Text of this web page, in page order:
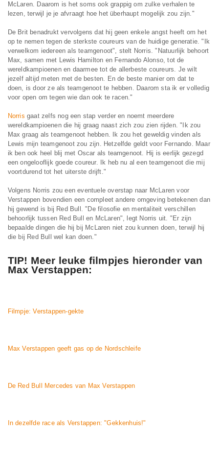
McLaren. Daarom is het soms ook grappig om zulke verhalen te
lezen, terwijl je je afvraagt hoe het überhaupt mogelijk zou zijn."
De Brit benadrukt vervolgens dat hij geen enkele angst heeft om het
op te nemen tegen de sterkste coureurs van de huidige generatie. "Ik
verwelkom iedereen als teamgenoot", stelt Norris. "Natuurlijk behoort
Max, samen met Lewis Hamilton en Fernando Alonso, tot de
wereldkampioenen en daarmee tot de allerbeste coureurs. Je wilt
jezelf altijd meten met de besten. En de beste manier om dat te
doen, is door ze als teamgenoot te hebben. Daarom sta ik er volledig
voor open om tegen wie dan ook te racen."
Norrisgaat zelfs nog een stap verder en noemt meerdere
wereldkampioenen die hij graag naast zich zou zien rijden. "Ik zou
Max graag als teamgenoot hebben. Ik zou het geweldig vinden als
Lewis mijn teamgenoot zou zijn. Hetzelfde geldt voor Fernando. Maar
ik ben ook heel blij met Oscar als teamgenoot. Hij is eerlijk gezegd
een ongelooflijk goede coureur. Ik heb nu al een teamgenoot die mij
voortdurend tot het uiterste drijft."
Volgens Norris zou een eventuele overstap naar McLaren voor
Verstappen bovendien een compleet andere omgeving betekenen dan
hij gewend is bij Red Bull. "De filosofie en mentaliteit verschillen
behoorlijk tussen Red Bull en McLaren", legt Norris uit. "Er zijn
bepaalde dingen die hij bij McLaren niet zou kunnen doen, terwijl hij
die bij Red Bull wel kan doen."
TIP! Meer leuke filmpjes hieronder van
Max Verstappen:
Filmpje: Verstappen-gekte
Max Verstappen geeft gas op de Nordschleife
De Red Bull Mercedes van Max Verstappen
In dezelfde race als Verstappen: "Gekkenhuis!"